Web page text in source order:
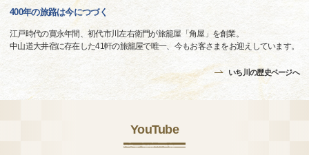
400年の旅路は今につづく
江戸時代の寛永年間、初代市川左右衛門が旅籠屋「角屋」を創業。
中山道大井宿に存在した41軒の旅籠屋で唯一、今もお客さまをお迎えしています。
いち川の歴史ページへ
YouTube